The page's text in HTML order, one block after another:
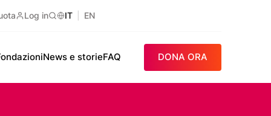
News e storieFAQ DONA ORA
Log in
Ricerca
IT EN